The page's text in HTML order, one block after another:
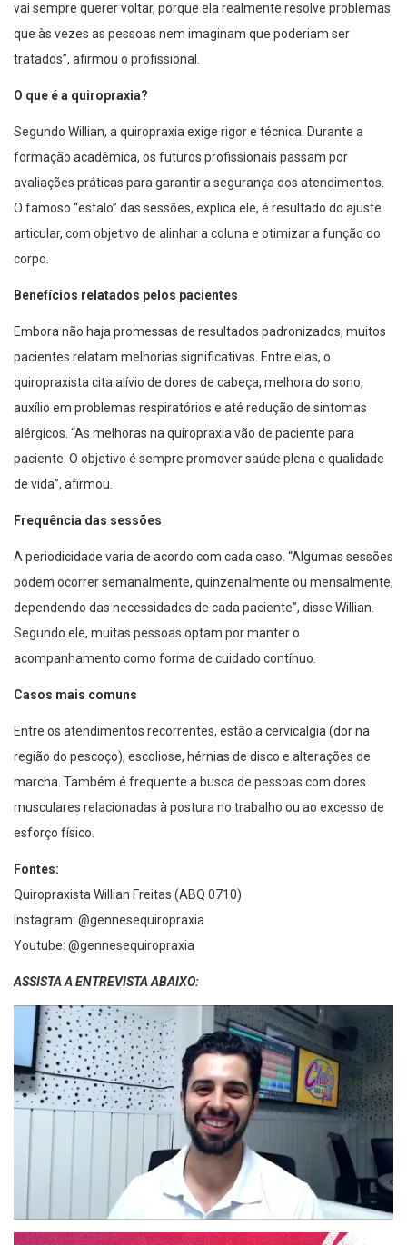
vai sempre querer voltar, porque ela realmente resolve problemas
que às vezes as pessoas nem imaginam que poderiam ser
tratados”, afirmou o profissional.
O que é a quiropraxia?
Segundo Willian, a quiropraxia exige rigor e técnica. Durante a
formação acadêmica, os futuros profissionais passam por
avaliações práticas para garantir a segurança dos atendimentos.
O famoso “estalo” das sessões, explica ele, é resultado do ajuste
articular, com objetivo de alinhar a coluna e otimizar a função do
corpo.
Benefícios relatados pelos pacientes
Embora não haja promessas de resultados padronizados, muitos
pacientes relatam melhorias significativas. Entre elas, o
quiropraxista cita alívio de dores de cabeça, melhora do sono,
auxílio em problemas respiratórios e até redução de sintomas
alérgicos. “As melhoras na quiropraxia vão de paciente para
paciente. O objetivo é sempre promover saúde plena e qualidade
de vida”, afirmou.
Frequência das sessões
A periodicidade varia de acordo com cada caso. “Algumas sessões
podem ocorrer semanalmente, quinzenalmente ou mensalmente,
dependendo das necessidades de cada paciente”, disse Willian.
Segundo ele, muitas pessoas optam por manter o
acompanhamento como forma de cuidado contínuo.
Casos mais comuns
Entre os atendimentos recorrentes, estão a cervicalgia (dor na
região do pescoço), escoliose, hérnias de disco e alterações de
marcha. Também é frequente a busca de pessoas com dores
musculares relacionadas à postura no trabalho ou ao excesso de
esforço físico.
Fontes:
Quiropraxista Willian Freitas (ABQ 0710)
Instagram: @‌gennesequiropraxia
Youtube: @‌gennesequiropraxia
ASSISTA A ENTREVISTA ABAIXO: